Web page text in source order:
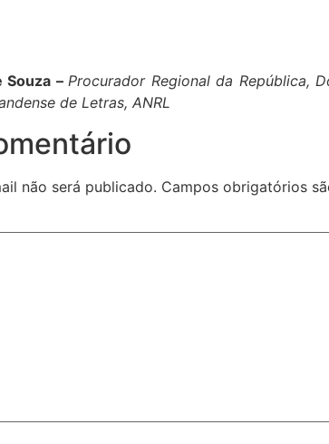
Souza –Procurador Regional da República,
de Letras, ANRL
não será publicado. Campos obrigatórios